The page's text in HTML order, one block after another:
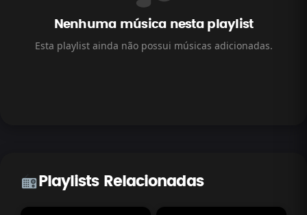
Nenhuma música nesta playlist
Esta playlist ainda não possui músicas adicionadas.
Playlists Relacionadas